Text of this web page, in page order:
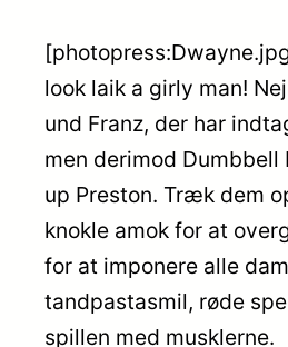
look laik a girly man!
und Franz, der har
men derimod Dumbbell
up Preston. Træk dem
knokle amok for at
for at imponere alle
tandpastasmil, røde
spillen med musklerne.